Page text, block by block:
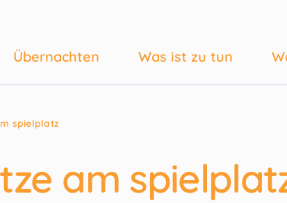
Übernachten Was ist zu tun
spielplatz
am